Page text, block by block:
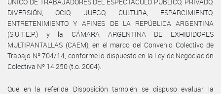
DIVERSIÓN, OCIO, JUEGO, CULTURA, ESPARCIMIENTO,
ENTRETENIMIENTO Y AFINES DE LA REPÚBLICA ARGENTINA
(S.U.T.E.P.) y la CÁMARA ARGENTINA DE EXHIBIDORES
MULTIPANTALLAS (CAEM), en el marco del Convenio Colectivo de
Trabajo Nº 704/14, conforme lo dispuesto en la Ley de Negociación
Colectiva Nº 14.250 (t.o. 2004).
Que en la referida Disposición también se dispuso evaluar la